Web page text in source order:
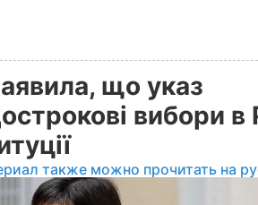
що указ
вибори в
также можно прочитать на